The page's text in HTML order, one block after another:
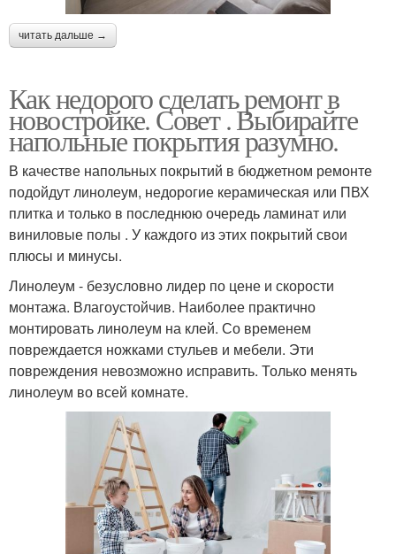
читать дальше →
Как недорого сделать ремонт в
новостройке. Совет . Выбирайте
напольные покрытия разумно.
В качестве напольных покрытий в бюджетном ремонте
подойдут линолеум, недорогие керамическая или ПВХ
плитка и только в последнюю очередь ламинат или
виниловые полы . У каждого из этих покрытий свои
плюсы и минусы.
Линолеум - безусловно лидер по цене и скорости
монтажа. Влагоустойчив. Наиболее практично
монтировать линолеум на клей. Со временем
повреждается ножками стульев и мебели. Эти
повреждения невозможно исправить. Только менять
линолеум во всей комнате.